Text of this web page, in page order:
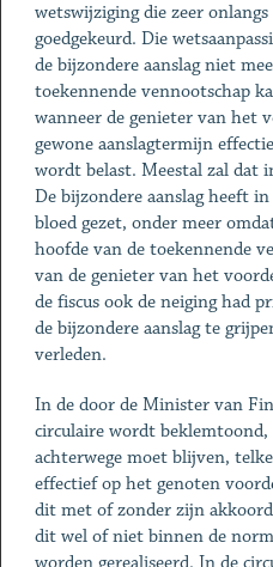
wetswijziging die zeer
goedgekeurd. Die
de bijzondere aanslag niet
toekennende vennootschap
wanneer de genieter van het
gewone aanslagtermijn
wordt belast. Meestal zal dat
De bijzondere aanslag heeft
bloed gezet, onder meer
hoofde van de toekennende
van de genieter van het
de fiscus ook de neiging had
de bijzondere aanslag te
verleden.
In de door de Minister van
circulaire wordt beklemtoond,
achterwege moet blijven,
effectief op het genoten
dit met of zonder zijn
dit wel of niet binnen de